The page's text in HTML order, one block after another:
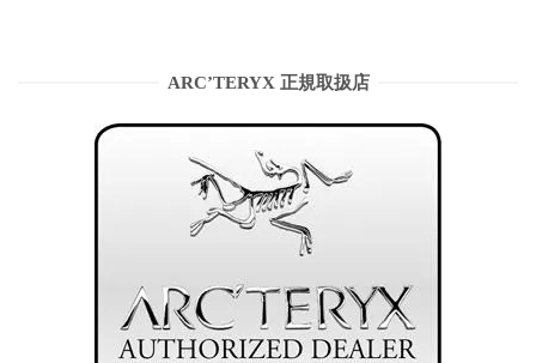
ARC’TERYX 正規取扱店